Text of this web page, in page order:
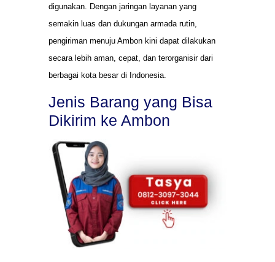
digunakan. Dengan jaringan layanan yang
semakin luas dan dukungan armada rutin,
pengiriman menuju Ambon kini dapat dilakukan
secara lebih aman, cepat, dan terorganisir dari
berbagai kota besar di Indonesia.
Jenis Barang yang Bisa
Dikirim ke Ambon